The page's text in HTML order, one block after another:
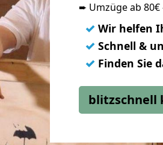
➨ Umzüge ab
✓ Wir helfen
✓ Schnell &
✓ Finden Sie
blitzschnell